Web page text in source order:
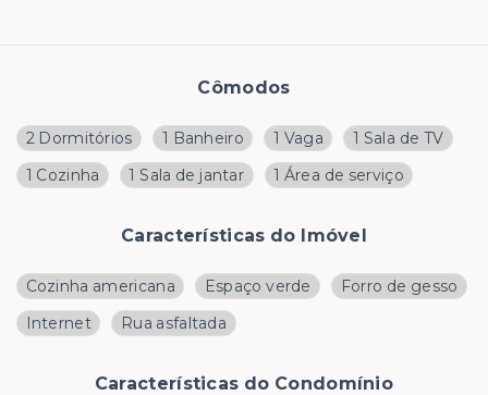
Cômodos
2 Dormitórios 1 Banheiro 1 Vaga
1 Sala de TV
1 Cozinha
1 Sala de jantar 1 Área de serviço
Características do Imóvel
Cozinha americana Espaço verde
Forro de gesso
Internet
Rua asfaltada
Características do Condomínio